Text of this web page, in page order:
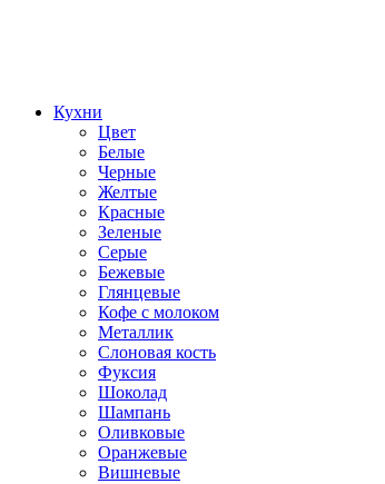
Кухни
Цвет
Белые
Черные
Желтые
Красные
Зеленые
Серые
Бежевые
Глянцевые
Кофе с молоком
Металлик
Слоновая кость
Фуксия
Шоколад
Шампань
Оливковые
Оранжевые
Вишневые